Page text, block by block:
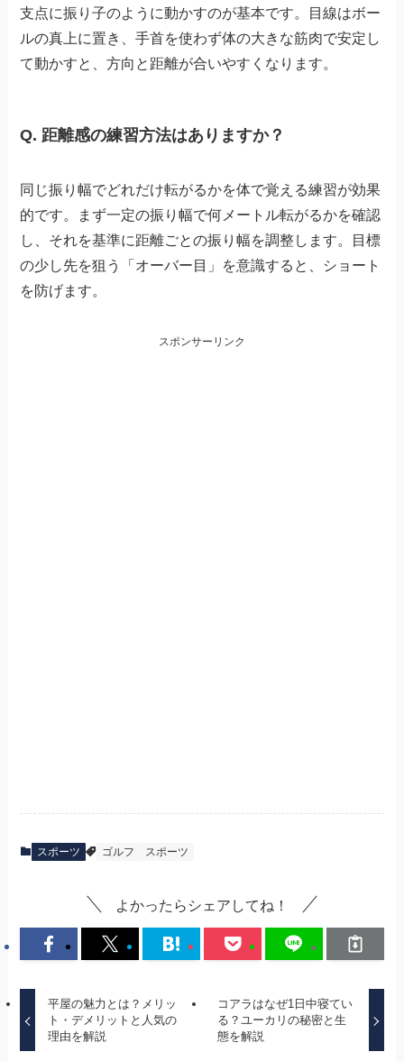
支点に振り子のように動かすのが基本です。目線はボー
ルの真上に置き、手首を使わず体の大きな筋肉で安定し
て動かすと、方向と距離が合いやすくなります。
Q. 距離感の練習方法はありますか？
同じ振り幅でどれだけ転がるかを体で覚える練習が効果
的です。まず一定の振り幅で何メートル転がるかを確認
し、それを基準に距離ごとの振り幅を調整します。目標
の少し先を狙う「オーバー目」を意識すると、ショート
を防げます。
スポンサーリンク
スポーツ ゴルフ スポーツ
よかったらシェアしてね！
平屋の魅力とは？メリッ
ト・デメリットと人気の
理由を解説
コアラはなぜ1日中寝てい
る？ユーカリの秘密と生
態を解説